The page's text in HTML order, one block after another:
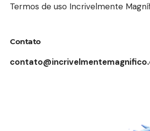
Termos de uso Incrivelmente
Contato